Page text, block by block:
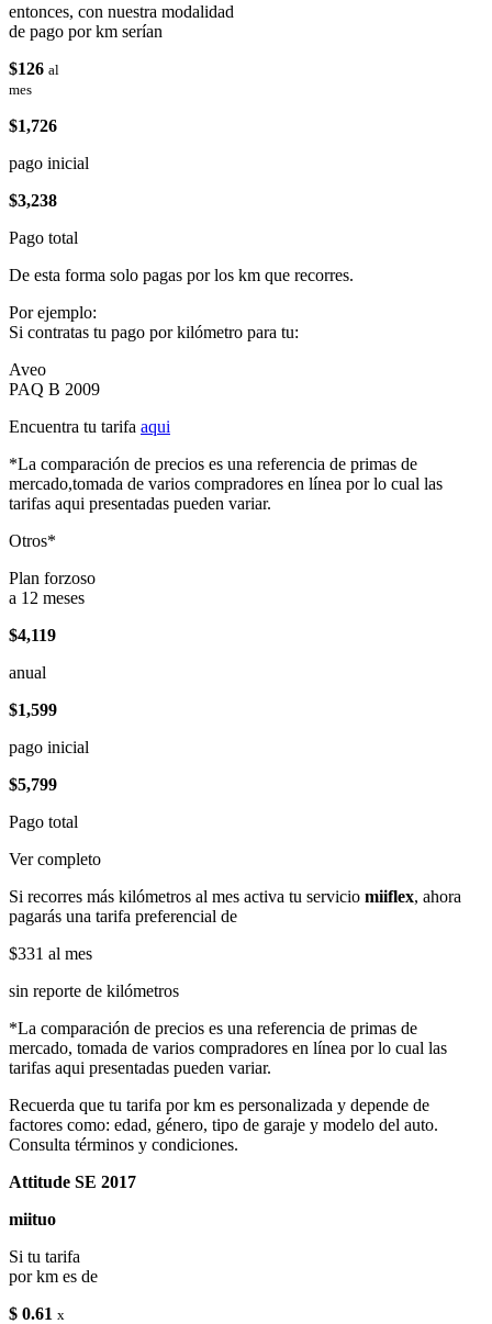
entonces, con nuestra modalidad
de pago por km serían
$126 al
mes
$1,726
pago inicial
$3,238
Pago total
De esta forma solo pagas por los km que recorres.
Por ejemplo:
Si contratas tu pago por kilómetro para tu:
Aveo
PAQ B 2009
Encuentra tu tarifa aqui
*La comparación de precios es una referencia de primas de
mercado,tomada de varios compradores en línea por lo cual las
tarifas aqui presentadas pueden variar.
Otros*
Plan forzoso
a 12 meses
$4,119
anual
$1,599
pago inicial
$5,799
Pago total
Ver completo
Si recorres más kilómetros al mes activa tu servicio miiflex, ahora
pagarás una tarifa preferencial de
$331 al mes
sin reporte de kilómetros
*La comparación de precios es una referencia de primas de
mercado, tomada de varios compradores en línea por lo cual las
tarifas aqui presentadas pueden variar.
Recuerda que tu tarifa por km es personalizada y depende de
factores como: edad, género, tipo de garaje y modelo del auto.
Consulta términos y condiciones.
Attitude SE 2017
miituo
Si tu tarifa
por km es de
$ 0.61 x